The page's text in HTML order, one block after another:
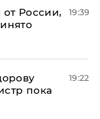
от России,
19:39
пока
19:22